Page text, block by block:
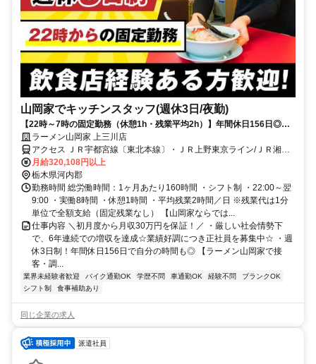
山岡家でキッチンスタッフ(週休3日/夜勤)
【22時～7時の固定勤務（休憩1h・残業平均2h）】年間休日156日◎初
月から月収32万円！
ラーメン山岡家 上三川店
アクセス ＪＲ宇都宮線〔東北本線〕・ＪＲ上野東京ライン/ＪＲ湘南
新宿ライン 石橋（栃木県）東口徒歩約54分、ＪＲ宇都宮線〔東北本
線〕・ＪＲ上野東京ライン 自治医大東口徒歩約62分、ＪＲ宇都宮線
〔東北本線〕・ＪＲ上野東京ライン/ＪＲ湘南新宿ライン 小金井東口
徒歩約91分
月給320,108円以上
栃木県河内郡
勤務時間 総労働時間：1ヶ月あたり160時間 ・シフト制 ・22:00～翌
9:00 ・実働8時間 ・休憩1時間 ・平均残業2時間／日 ※残業代は1分
単位で全額支給（固定残業なし） 【山岡家ならでは...
仕事内容 ＼初月度から月収30万円を保証！／ ・厳しい社会情勢下
で、6年連続での増収を達成☆業績好調につき正社員を募集中☆ ・週
休3日制！年間休日156日で自分の時間も◎ 【ラーメン山岡家で接
客・調...
業界未経験者歓迎 バイク通勤OK 学歴不問 車通勤OK 経験不問
ブランクOK
シフト制
食事補助あり
同じ企業の求人
派遣社員